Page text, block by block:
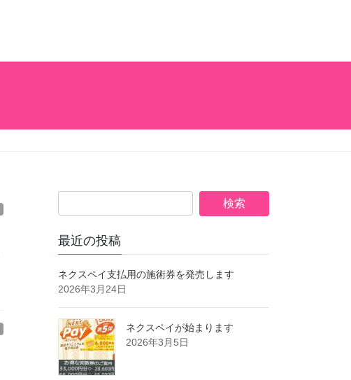
最近の投稿
ネクスペイ支払用の施術券を発売します
2026年3月24日
ネクスペイが始まります
2026年3月5日